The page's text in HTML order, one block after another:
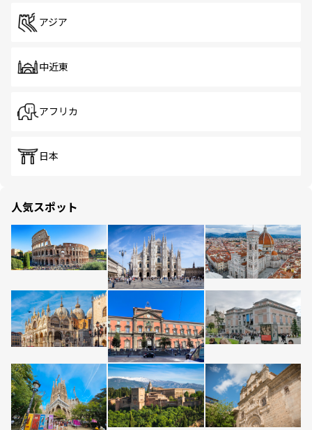
アジア
中近東
アフリカ
日本
人気スポット